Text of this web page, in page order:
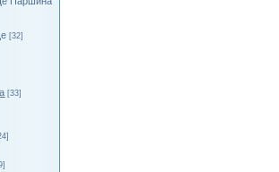
[32]
[33]